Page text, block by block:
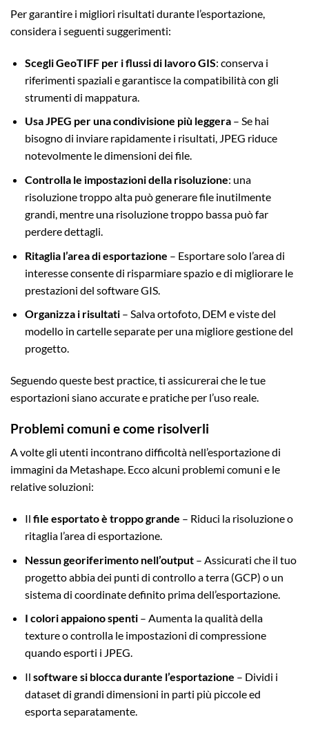
Per garantire i migliori risultati durante l’esportazione,
considera i seguenti suggerimenti:
Scegli GeoTIFF per i flussi di lavoro GIS: conserva i
riferimenti spaziali e garantisce la compatibilità con gli
strumenti di mappatura.
Usa JPEG per una condivisione più leggera– Se hai
bisogno di inviare rapidamente i risultati, JPEG riduce
notevolmente le dimensioni dei file.
Controlla le impostazioni della risoluzione: una
risoluzione troppo alta può generare file inutilmente
grandi, mentre una risoluzione troppo bassa può far
perdere dettagli.
Ritaglia l’area di esportazione – Esportare solo l’area di
interesse consente di risparmiare spazio e di migliorare le
prestazioni del software GIS.
Organizza i risultati– Salva ortofoto, DEM e viste del
modello in cartelle separate per una migliore gestione del
progetto.
Seguendo queste best practice, ti assicurerai che le tue
esportazioni siano accurate e pratiche per l’uso reale.
Problemi comuni e come risolverli
A volte gli utenti incontrano difficoltà nell’esportazione di
immagini da Metashape. Ecco alcuni problemi comuni e le
relative soluzioni:
Il file esportato è troppo grande – Riduci la risoluzione o
ritaglia l’area di esportazione.
Nessun georiferimento nell’output– Assicurati che il tuo
progetto abbia dei punti di controllo a terra (GCP) o un
sistema di coordinate definito prima dell’esportazione.
I colori appaiono spenti– Aumenta la qualità della
texture o controlla le impostazioni di compressione
quando esporti i JPEG.
Il software si blocca durante l’esportazione – Dividi i
dataset di grandi dimensioni in parti più piccole ed
esporta separatamente.